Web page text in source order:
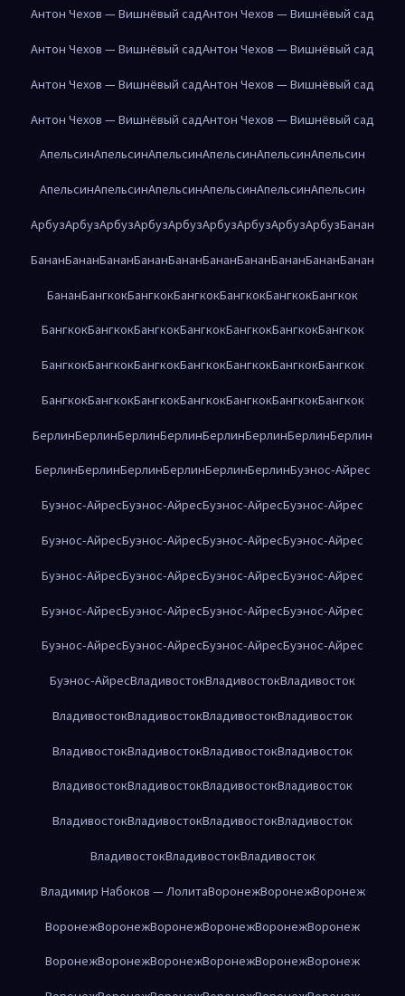
Антон Чехов — Вишнёвый садАнтон Чехов — Вишнёвый сад
Антон Чехов — Вишнёвый садАнтон Чехов — Вишнёвый сад
Антон Чехов — Вишнёвый садАнтон Чехов — Вишнёвый сад
Антон Чехов — Вишнёвый садАнтон Чехов — Вишнёвый сад
АпельсинАпельсинАпельсинАпельсинАпельсинАпельсин
АпельсинАпельсинАпельсинАпельсинАпельсинАпельсин
АрбузАрбузАрбузАрбузАрбузАрбузАрбузАрбузАрбузБанан
БананБананБананБананБананБананБананБананБананБанан
БананБангкокБангкокБангкокБангкокБангкокБангкок
БангкокБангкокБангкокБангкокБангкокБангкокБангкок
БангкокБангкокБангкокБангкокБангкокБангкокБангкок
БангкокБангкокБангкокБангкокБангкокБангкокБангкок
БерлинБерлинБерлинБерлинБерлинБерлинБерлинБерлин
БерлинБерлинБерлинБерлинБерлинБерлинБуэнос-Айрес
Буэнос-АйресБуэнос-АйресБуэнос-АйресБуэнос-Айрес
Буэнос-АйресБуэнос-АйресБуэнос-АйресБуэнос-Айрес
Буэнос-АйресБуэнос-АйресБуэнос-АйресБуэнос-Айрес
Буэнос-АйресБуэнос-АйресБуэнос-АйресБуэнос-Айрес
Буэнос-АйресБуэнос-АйресБуэнос-АйресБуэнос-Айрес
Буэнос-АйресВладивостокВладивостокВладивосток
ВладивостокВладивостокВладивостокВладивосток
ВладивостокВладивостокВладивостокВладивосток
ВладивостокВладивостокВладивостокВладивосток
ВладивостокВладивостокВладивостокВладивосток
ВладивостокВладивостокВладивосток
Владимир Набоков — ЛолитаВоронежВоронежВоронеж
ВоронежВоронежВоронежВоронежВоронежВоронеж
ВоронежВоронежВоронежВоронежВоронежВоронеж